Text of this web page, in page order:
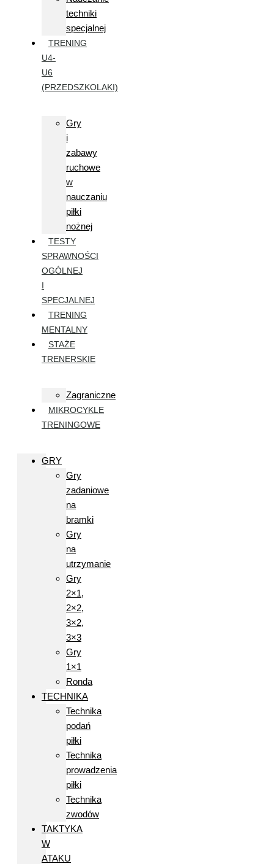
techniki
specjalnej
TRENING
U4-
U6
(PRZEDSZKOLAKI)
Gry
i
zabawy
ruchowe
w
nauczaniu
piłki
nożnej
TESTY
SPRAWNOŚCI
OGÓLNEJ
I
SPECJALNEJ
TRENING
MENTALNY
STAŻE
TRENERSKIE
Zagraniczne
MIKROCYKLE
TRENINGOWE
GRY
Gry
zadaniowe
na
bramki
Gry
na
utrzymanie
Gry
2×1,
2×2,
3×2,
3×3
Gry
1×1
Ronda
TECHNIKA
Technika
podań
piłki
Technika
prowadzenia
piłki
Technika
zwodów
TAKTYKA
W
ATAKU